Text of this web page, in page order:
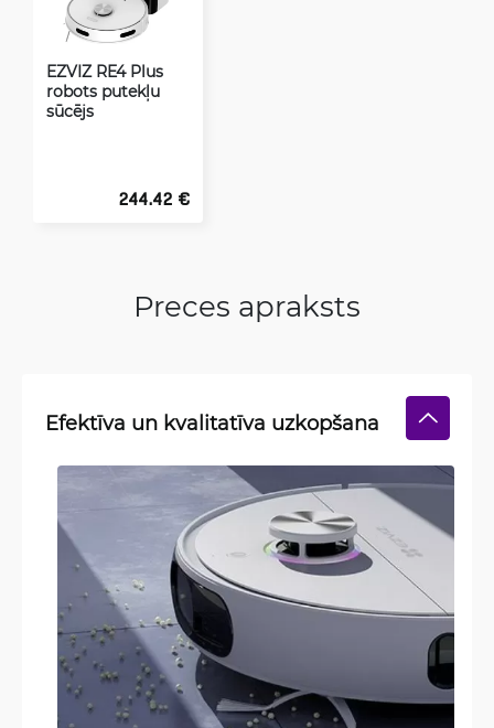
EZVIZ RE4 Plus
robots putekļu
sūcējs
244.42 €
Preces apraksts
Efektīva un kvalitatīva uzkopšana